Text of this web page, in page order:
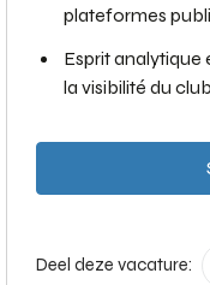
plateformes
Esprit analytique
la visibilité du
Deel deze vacature: